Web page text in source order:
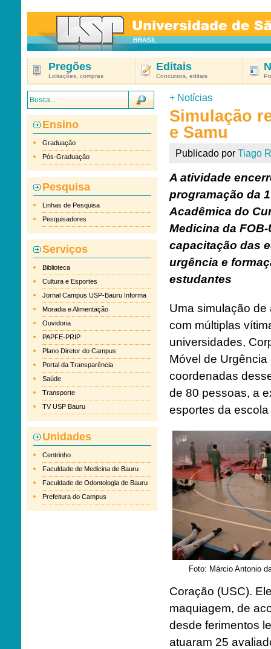
Pregões
Licitações, compras
Editais
Concursos, editais
Ensino
Graduação
Pós-Graduação
Pesquisa
Linhas de Pesquisa
Pesquisadores
Serviços
Biblioteca
Cultura e Esportes
Jornal Campus USP-Bauru Informa
Moradia e Alimentação
Ouvidoria
PAPFE-PRIP
Plano Diretor do Campus
Portal da Transparência
Saúde
Transporte
TV USP Bauru
Unidades
Centrinho
Faculdade de Medicina de Bauru
Faculdade de Odontologia de Bauru
Prefeitura do Campus
+ Notícias
Simulação
e Samu
Publicado por Tiago
A atividade
programação da
Acadêmica do
Medicina da FOB-
capacitação das
urgência e
estudantes
Uma simulação de
com múltiplas
universidades,
Móvel de
coordenadas
de 80 pessoas, a
esportes da
Foto: Márcio Antonio
Coração (USC).
maquiagem, de
desde ferimentos
atuaram 25